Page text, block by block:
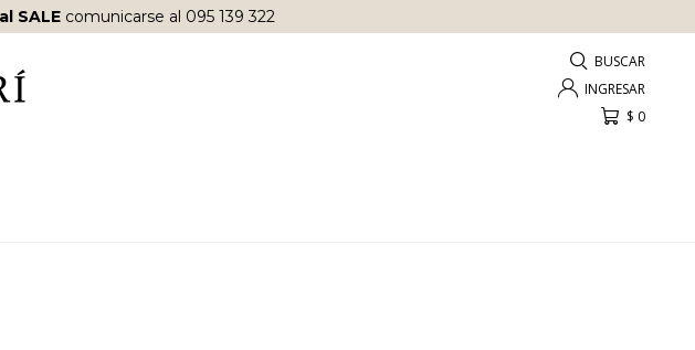
SALE comunicarse al 095 139 322
$ 0